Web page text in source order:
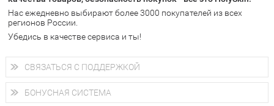
подробнее об условиях доставки и оплаты в Вашем городе
Нас ежедневно выбирают более 3000 покупателей из всех
регионов России.
Убедись в качестве сервиса и ты!
СВЯЗАТЬСЯ С ПОДДЕРЖКОЙ
+7 (800) 707-24-55
Мы будем рады ответить на все Ваши вопросы по работе
магазина, проконсультировать по товарам, рассказать о
БОНУСНАЯ СИСТЕМА